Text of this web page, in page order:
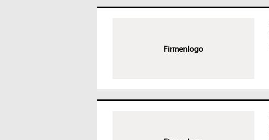
Firmenlogo